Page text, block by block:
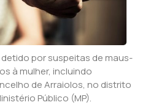
por suspeitas de maus-
à mulher, incluindo
de Arraiolos, no distrito
Público (MP).